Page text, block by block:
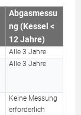
Abgasmessu
ng (Kessel <
12 Jahre)
Alle 3 Jahre
Alle 3 Jahre
Keine Messung
erforderlich